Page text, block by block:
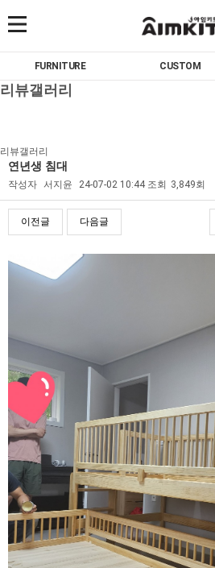
FURNITURE CUSTOM
리뷰갤러리
리뷰갤러리
연년생 침대
작성자 서지윤 24-07-02 10:44 조회 3,849회
이전글 다음글
본문